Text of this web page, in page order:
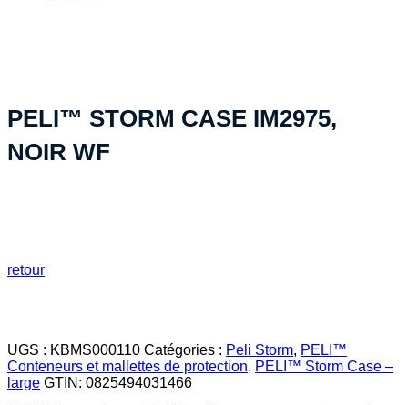
PELI™ STORM CASE IM2975,
NOIR WF
retour
UGS : KBMS000110 Catégories : Peli Storm, PELI™
Conteneurs et mallettes de protection, PELI™ Storm Case –
large GTIN: 0825494031466